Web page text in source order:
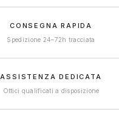
CONSEGNA RAPIDA
Spedizione 24–72h tracciata
ASSISTENZA DEDICATA
Ottici qualificati a disposizione